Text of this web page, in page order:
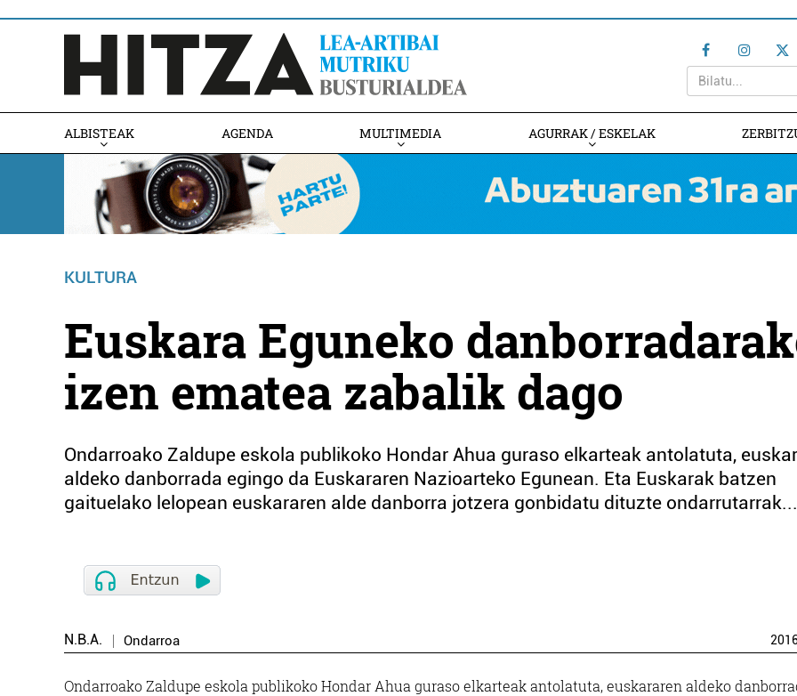
ALBISTEAK AGENDA MULTIMEDIA AGURRAK / ESKELAK
KULTURA
Euskara Eguneko
izen ematea zabalik dago
Ondarroako Zaldupe eskola publikoko Hondar Ahua guraso elkarteak antolatuta,
aldeko danborrada egingo da Euskararen Nazioarteko Egunean. Eta Euskarak batzen
gaituelako lelopean euskararen alde danborra jotzera gonbidatu dituzte ondarrutarrak...
N.B.A. Ondarroa
Ondarroako Zaldupe eskola publikoko Hondar Ahua guraso elkarteak antolatuta, euskararen aldeko